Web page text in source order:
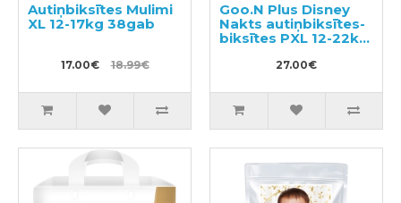
Autiņbiksītes Mulimi
XL 12-17kg 38gab
17.00€ 18.99€
Goo.N Plus Disney
Nakts autiņbiksītes-
biksītes PXL 12-22kg
27.00€